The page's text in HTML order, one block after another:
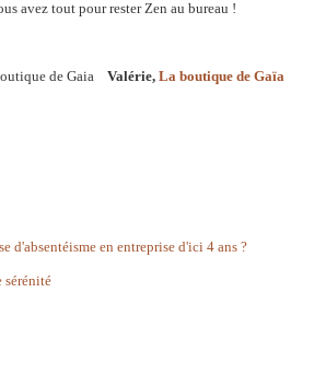
avez tout pour rester Zen au bureau !
Valérie, La boutique de Gaïa
d'absentéisme en entreprise d'ici 4 ans ?
sérénité